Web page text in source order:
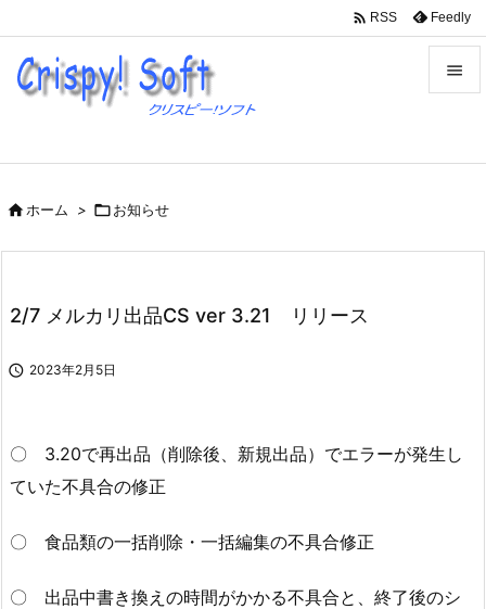


前へ
 RSS Feedly
ホーム > お知らせ
2/7 メルカリ出品CS ver 3.21 リリース
 2023年2月5日
〇 3.20で再出品（削除後、新規出品）でエラーが発生し
ていた不具合の修正
〇 食品類の一括削除・一括編集の不具合修正
〇 出品中書き換えの時間がかかる不具合と、終了後のシ